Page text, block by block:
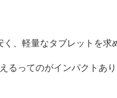
、軽量なタブレットを求
るってのがインパクトあり